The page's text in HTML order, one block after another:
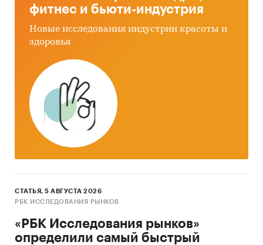
фитнес и бьюти-индустрия
Новые исследования индустрии красоты и
здоровья
СТАТЬЯ, 5 АВГУСТА 2026
РБК ИССЛЕДОВАНИЯ РЫНКОВ
«РБК Исследования рынков»
определили самый быстрый